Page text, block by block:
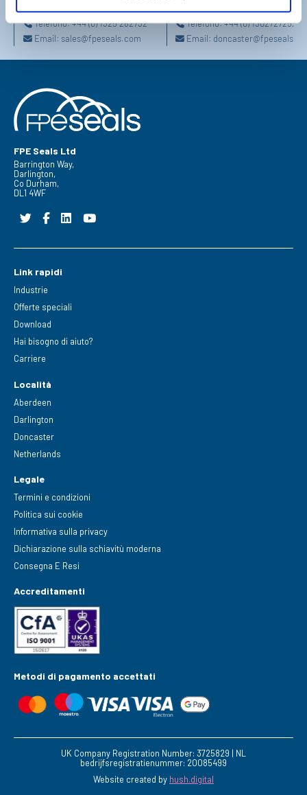
Telefono:+44 (0) 1325 282732
Email: sales@fpeseals.com
Telefono:+44 (0) 1302727252
Email:
FPE Seals Ltd
Barrington Way,
Darlington,
Co Durham,
DL1 4WF
Link rapidi
Industrie
Offerte speciali
Download
Hai bisogno di aiuto?
Carriere
Località
Aberdeen
Darlington
Doncaster
Netherlands
Legale
Termini e condizioni
Politica sui cookie
Informativa sulla privacy
Dichiarazione sulla schiavitù moderna
Consegna E Resi
Accreditamenti
Metodi di pagamento accettati
UK Company Registration Number: 3725829 | NL
bedrijfsregistratienummer: 20085499
Website created by hush.digital